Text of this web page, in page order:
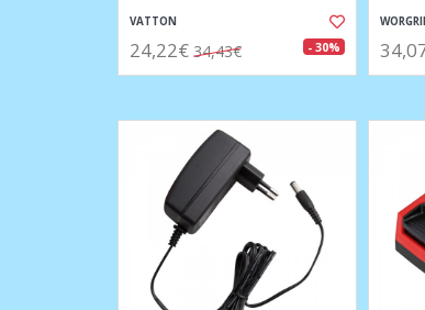
VATTON
24,22€ 34,43€ - 30%